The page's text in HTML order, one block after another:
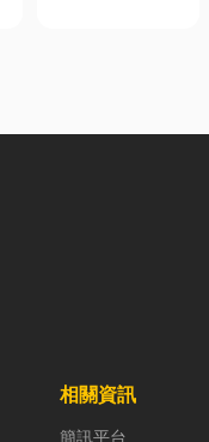
著出貨。但你
路購物越來越
相關資訊
簡訊平台